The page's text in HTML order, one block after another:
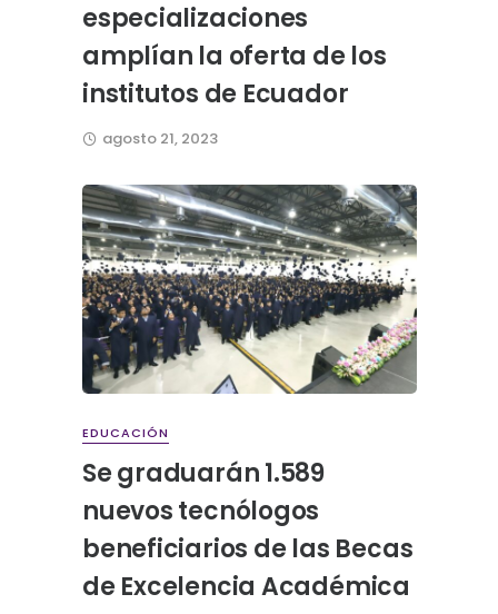
especializaciones
amplían la oferta de los
institutos de Ecuador
agosto 21, 2023
EDUCACIÓN
Se graduarán 1.589
nuevos tecnólogos
beneficiarios de las Becas
de Excelencia Académica